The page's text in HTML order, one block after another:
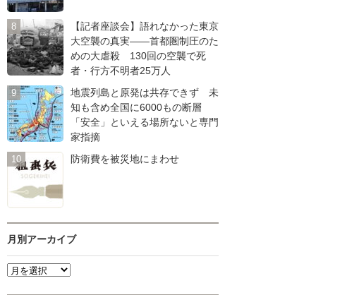
【記者座談会】語れなかった東京
大空襲の真実――首都圏制圧のた
めの大虐殺 130回の空襲で死
者・行方不明者25万人
地震列島と原発は共存できず 未
知も含め全国に6000もの断層
「安全」といえる場所ないと専門
家指摘
防衛費を被災地にまわせ
月別アーカイブ